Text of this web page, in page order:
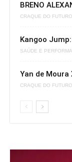
BRENO
CRAQUE DO FUTURO
Kangoo
SAÚDE E
Yan de Moura
CRAQUE DO FUTURO